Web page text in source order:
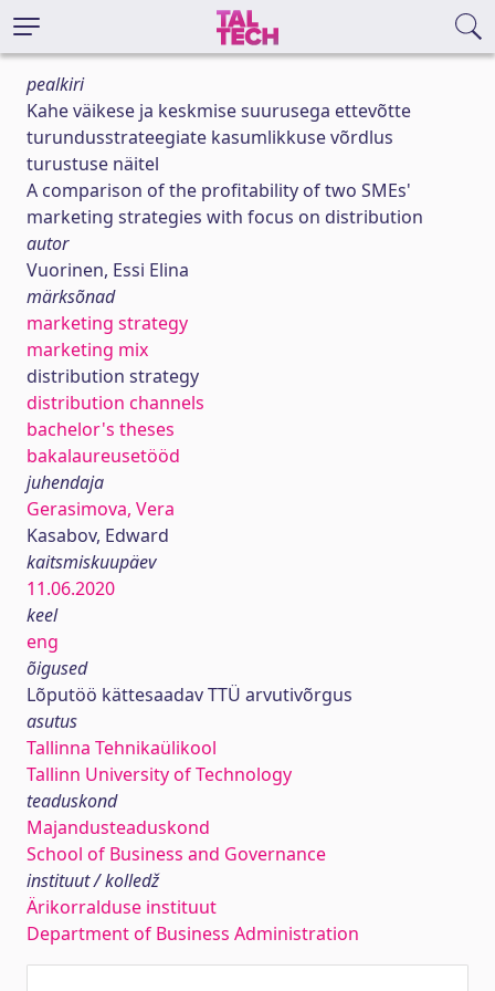
pealkiri
Kahe väikese ja keskmise suurusega ettevõtte
turundusstrateegiate kasumlikkuse võrdlus
turustuse näitel
A comparison of the profitability of two SMEs'
marketing strategies with focus on distribution
autor
Vuorinen, Essi Elina
märksõnad
marketing strategy
marketing mix
distribution strategy
distribution channels
bachelor's theses
bakalaureusetööd
juhendaja
Gerasimova, Vera
Kasabov, Edward
kaitsmiskuupäev
11.06.2020
keel
eng
õigused
Lõputöö kättesaadav TTÜ arvutivõrgus
asutus
Tallinna Tehnikaülikool
Tallinn University of Technology
teaduskond
Majandusteaduskond
School of Business and Governance
instituut / kolledž
Ärikorralduse instituut
Department of Business Administration